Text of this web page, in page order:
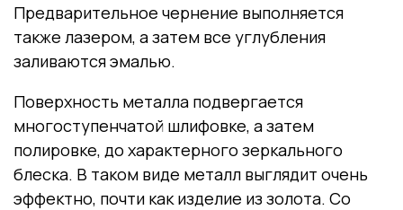
Предварительное чернение выполняется
также лазером, а затем все углубления
заливаются эмалью.
Поверхность металла подвергается
многоступенчатой шлифовке, а затем
полировке, до характерного зеркального
блеска. В таком виде металл выглядит очень
эффектно, почти как изделие из золота. Со